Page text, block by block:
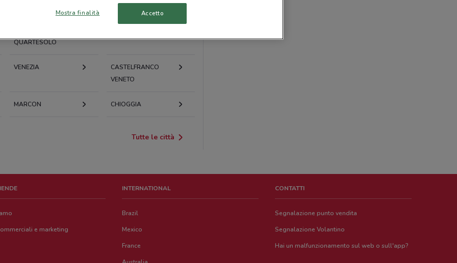
MIRANO
QUARTESOLO
VENEZIA
CASTELFRANCO
VENETO
MARCON CHIOGGIA
Tutte le città
e marketing
INTERNATIONAL
Brazil
Mexico
France
CONTATTI
Segnalazione punto vendita
Segnalazione Volantino
Hai un malfunzionamento sul web o sull'app?
Mostra finalità Accetto